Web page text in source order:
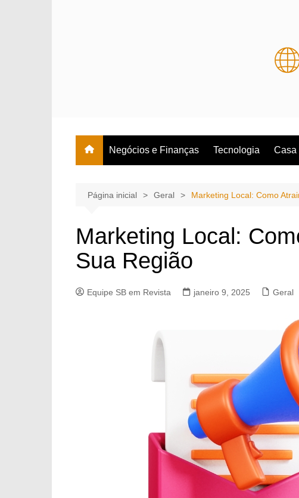
Negócios e Finanças Tecnologia Casa
Página inicial Geral Marketing Local: Como
Marketing Local:
Sua Região
Equipe SB em Revista janeiro 9, 2025 Geral